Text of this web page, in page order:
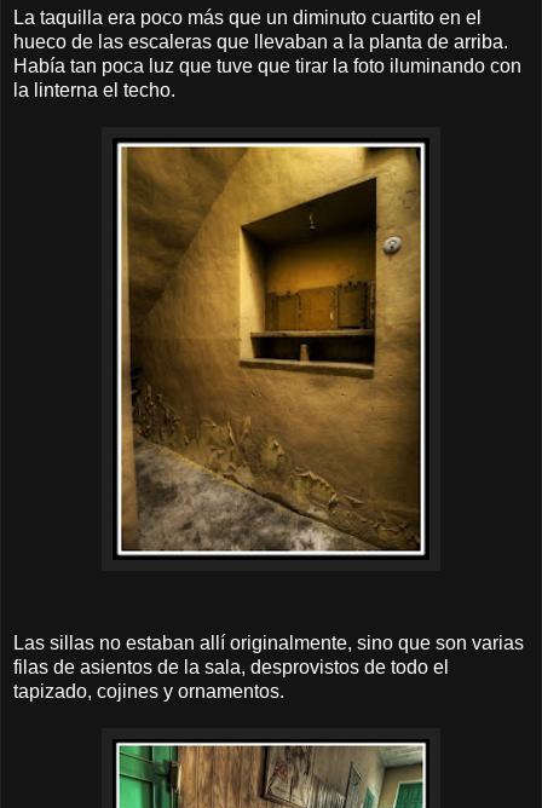
La taquilla era poco más que un diminuto cuartito en el
hueco de las escaleras que llevaban a la planta de arriba.
Había tan poca luz que tuve que tirar la foto iluminando con
la linterna el techo.
Las sillas no estaban allí originalmente, sino que son varias
filas de asientos de la sala, desprovistos de todo el
tapizado, cojines y ornamentos.